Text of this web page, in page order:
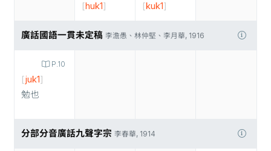
[huk1] [kuk1]
廣話國語一貫未定稿 李澹愚、林仲堅、李月華, 1916
P.10
[juk1]
勉也
分部分音廣話九聲字宗 李春華, 1914